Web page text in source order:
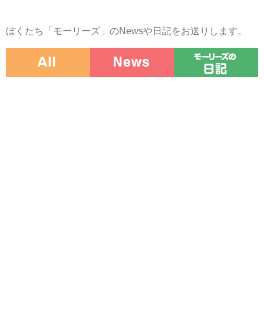
ぼくたち「モーリーズ」のNewsや日記をお送りします。